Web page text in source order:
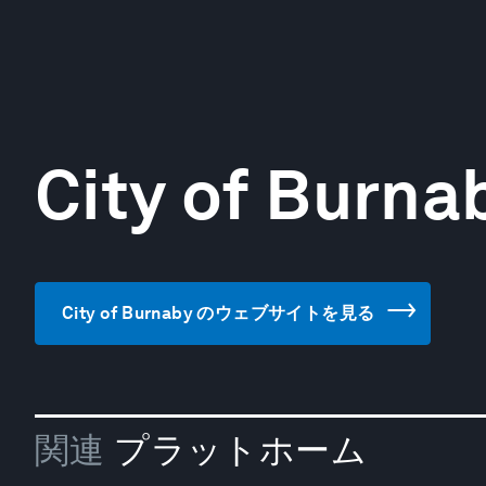
City of
City of Burnaby のウェブサイトを見る
関連 プラットホーム